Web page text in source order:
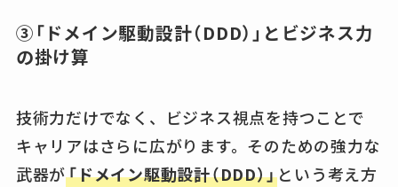
③「ドメイン駆動設計（DDD）」とビジネス力
の掛け算
技術力だけでなく、ビジネス視点を持つことで
キャリアはさらに広がります。そのための強力な
武器が「ドメイン駆動設計（DDD）」という考え方